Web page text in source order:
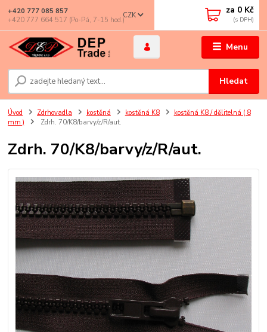
Menu
CZK
Hledat
+420 777 085 857
+420 777 664 517 (Po-Pá, 7-15 hod.)
za 0 Kč
Úvod Zdrhovadla kostěná kostěná K8
kostěná K8 / dělitelná ( 8
mm )
Zdrh. 70/K8/barvy/z/R/aut.
Zdrh. 70/K8/barvy/z/R/aut.